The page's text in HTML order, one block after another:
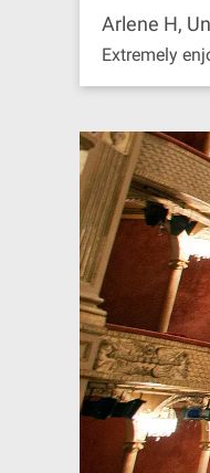
Arlene H,
Extremely